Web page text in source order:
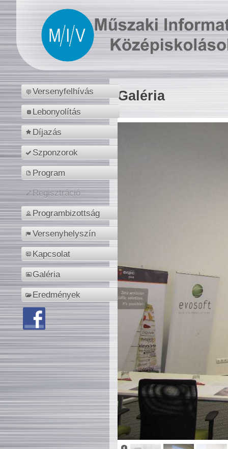
Versenyfelhívás
Lebonyolítás
Díjazás
Szponzorok
Program
Regisztráció
Programbizottság
Versenyhelyszín
Kapcsolat
Galéria
Eredmények
Galéria